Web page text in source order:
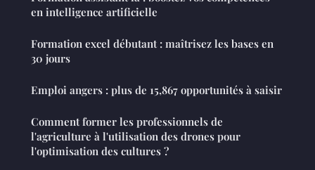
en intelligence artificielle
Formation excel débutant : maîtrisez les bases en
30 jours
Emploi angers : plus de 15,867 opportunités à saisir
Comment former les professionnels de
l'agriculture à l'utilisation des drones pour
l'optimisation des cultures ?